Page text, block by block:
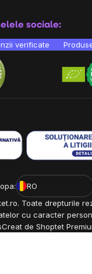
sociale:
verificate
RO
Toate drepturile
cu caracter
Creat de Shoptet